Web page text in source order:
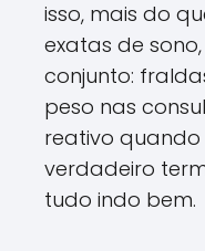
isso, mais do
exatas de
conjunto:
peso nas
reativo quando
verdadeiro
tudo indo bem.